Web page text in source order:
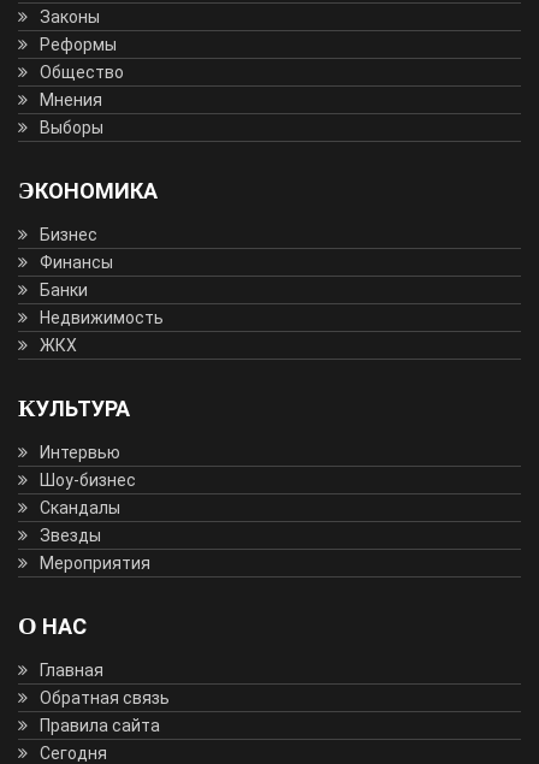
Законы
Реформы
Общество
Мнения
Выборы
ЭКОНОМИКА
Бизнес
Финансы
Банки
Недвижимость
ЖКХ
КУЛЬТУРА
Интервью
Шоу-бизнес
Скандалы
Звезды
Мероприятия
О НАС
Главная
Обратная связь
Правила сайта
Сегодня